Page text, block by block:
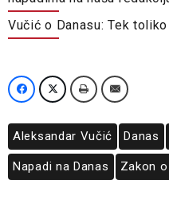
Vučić o Danasu: Tek
Aleksandar Vučić Danas
Napadi na Danas Zakon